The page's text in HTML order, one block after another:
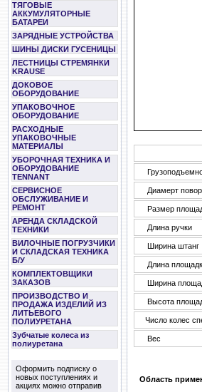
ТЯГОВЫЕ
АККУМУЛЯТОРНЫЕ
БАТАРЕИ
ЗАРЯДНЫЕ УСТРОЙСТВА
ШИНЫ ДИСКИ ГУСЕНИЦЫ
ЛЕСТНИЦЫ СТРЕМЯНКИ
KRAUSE
ДОКОВОЕ
ОБОРУДОВАНИЕ
УПАКОВОЧНОЕ
ОБОРУДОВАНИЕ
РАСХОДНЫЕ
УПАКОВОЧНЫЕ
МАТЕРИАЛЫ
УБОРОЧНАЯ ТЕХНИКА И
ОБОРУДОВАНИЕ
TENNANT
СЕРВИСНОЕ
ОБСЛУЖИВАНИЕ И
РЕМОНТ
АРЕНДА СКЛАДСКОЙ
ТЕХНИКИ
ВИЛОЧНЫЕ ПОГРУЗЧИКИ
И СКЛАДСКАЯ ТЕХНИКА
Б/У
КОМПЛЕКТОВЩИКИ
ЗАКАЗОВ
ПРОИЗВОДСТВО И
ПРОДАЖА ИЗДЕЛИЙ ИЗ
ЛИТЬЕВОГО
ПОЛИУРЕТАНА
Зубчатые колеса из
полиуретана
Оформить подписку о
новых поступлениях и
акциях можно отправив
Диамерт
Размер
Длина ручки
Ширина штанг
Длина
Ширина
Высота
Число колес
Вес
Область